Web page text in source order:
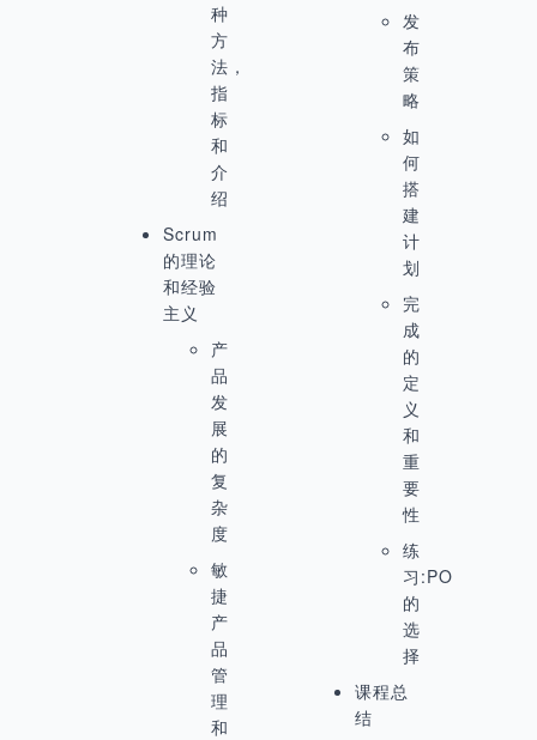
种
方
法，
指
标
和
介
绍
Scrum
的理论
和经验
主义
产
品
发
展
的
复
杂
度
敏
捷
产
品
管
理
和
发
布
策
略
如
何
搭
建
计
划
完
成
的
定
义
和
重
要
性
练
习:PO
的
选
择
课程总
结